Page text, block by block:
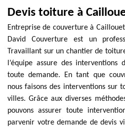
Devis toiture à
Entreprise de couverture à
David Couverture est un
Travaillant sur un chantier de
l’équipe assure des
toute demande. En tant que
nous faisons des interventions sur
villes. Grâce aux diverses
pouvons assurer toute
parvenir votre demande de devis